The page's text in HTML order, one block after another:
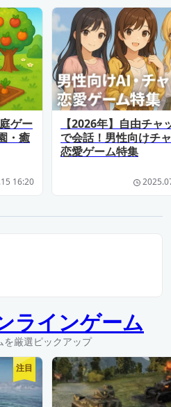
ゲー
・癒
16:20
【2026年】自由チャ
で会話！男性向けチ
恋愛ゲーム特集
ラインゲーム
を厳選ピックアップ
注目